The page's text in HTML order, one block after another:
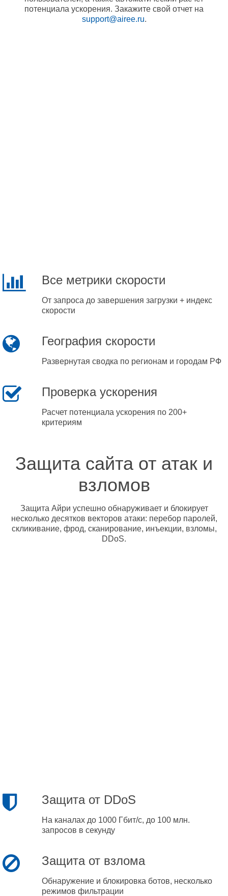
потенциала ускорения. Закажите свой отчет на
support@airee.ru.
Все метрики скорости
От запроса до завершения загрузки + индекс
скорости
География скорости
Развернутая сводка по регионам и городам РФ
Проверка ускорения
Расчет потенциала ускорения по 200+
критериям
Защита сайта от атак и
взломов
Защита Айри успешно обнаруживает и блокирует
несколько десятков векторов атаки: перебор паролей,
скликивание, фрод, сканирование, инъекции, взломы,
DDoS.
Защита от DDoS
На каналах до 1000 Гбит/с, до 100 млн.
запросов в секунду
Защита от взлома
Обнаружение и блокировка ботов, несколько
режимов фильтрации